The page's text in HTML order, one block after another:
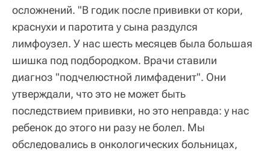
осложнений. "В годик после прививки от кори,
краснухи и паротита у сына раздулся
лимфоузел. У нас шесть месяцев была большая
шишка под подбородком. Врачи ставили
диагноз "подчелюстной лимфаденит". Они
утверждали, что это не может быть
последствием прививки, но это неправда: у нас
ребенок до этого ни разу не болел. Мы
обследовались в онкологических больницах,